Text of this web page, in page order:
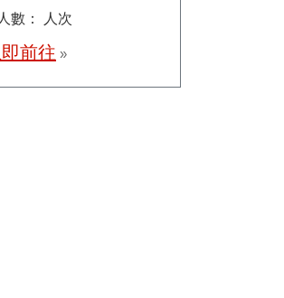
數： 人次
前往 »